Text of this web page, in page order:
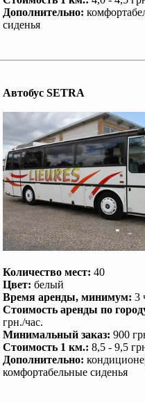
Дополнительно:
сиденья
Автобус SETRA
Количество мест: 40
Цвет: белый
Время аренды, минимум: 3
Стоимость аренды по
грн./час.
Минимальный заказ: 900
Стоимость 1 км.: 8,5 - 9,5
Дополнительно:
комфортабельные сиденья